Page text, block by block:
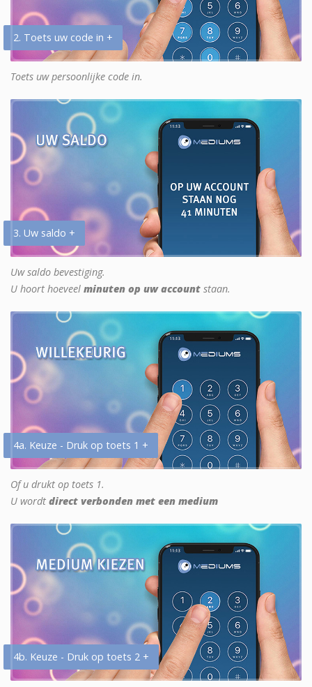
2. Toets uw code in +
Toets uw persoonlijke code in.
3. Uw saldo +
Uw saldo bevestiging.
U hoort hoeveel minuten op uw account staan.
4a. Keuze - Druk op toets 1 +
Of u drukt op toets 1.
U wordt direct verbonden met een medium
4b. Keuze - Druk op toets 2 +